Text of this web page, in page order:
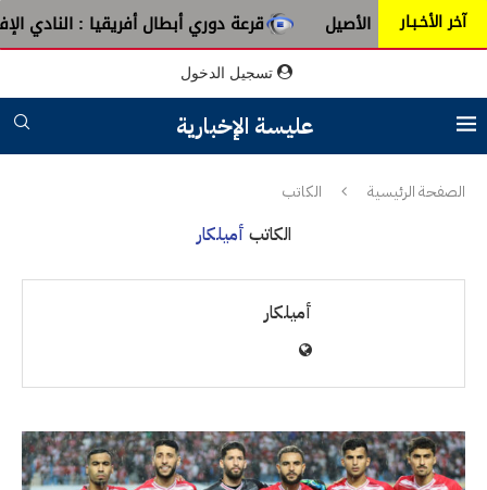
آخر الأخـبـار قرعة دوري أبطال أفريقيا : النادي الإفريقي يُواجه
تسجيل الدخول
عليسة الإخبارية
الصفحة الرئيسية الكاتب
الكاتب أميلكار
أميلكار